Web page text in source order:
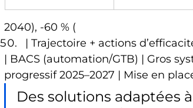
2040), -60 % (
| Trajectoire + actions
| BACS (automation/GTB) | Gros
progressif 2025–2027 | Mise en
Des solutions adaptées